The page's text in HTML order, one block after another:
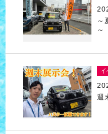
～
～
イ
週